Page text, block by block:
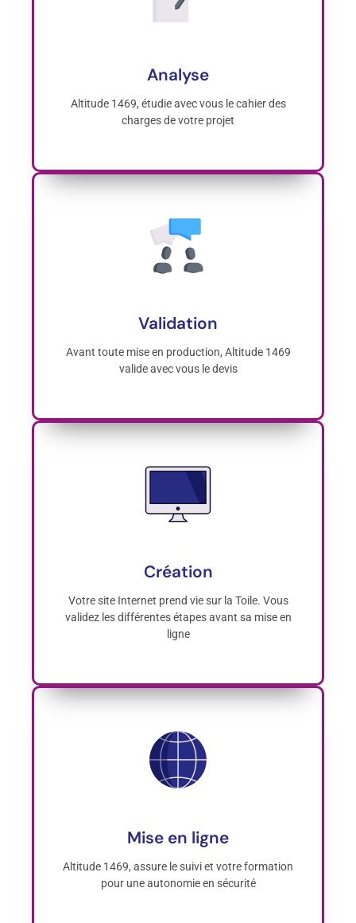
Analyse
Altitude 1469, étudie avec vous le cahier des
charges de votre projet
Validation
Avant toute mise en production, Altitude 1469
valide avec vous le devis
Création
Votre site Internet prend vie sur la Toile. Vous
validez les différentes étapes avant sa mise en
ligne
Mise en ligne
Altitude 1469, assure le suivi et votre formation
pour une autonomie en sécurité